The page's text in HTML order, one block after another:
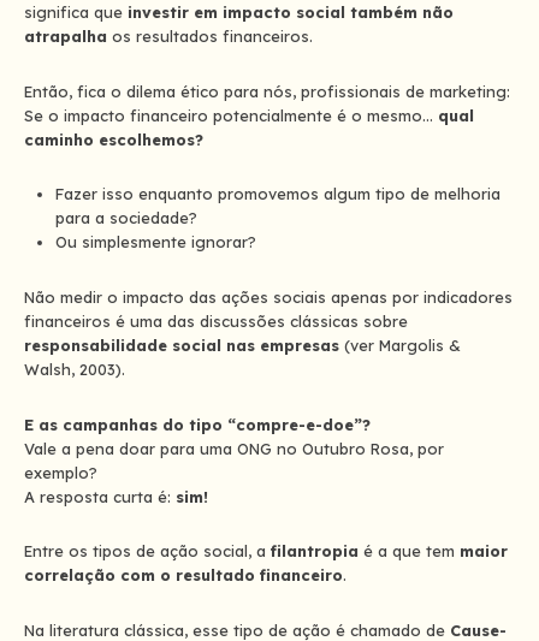
significa que investir em impacto social também não
atrapalha os resultados financeiros.
Então, fica o dilema ético para nós, profissionais de marketing:
Se o impacto financeiro potencialmente é o mesmo… qual
caminho escolhemos?
Fazer isso enquanto promovemos algum tipo de melhoria
para a sociedade?
Ou simplesmente ignorar?
Não medir o impacto das ações sociais apenas por indicadores
financeiros é uma das discussões clássicas sobre
responsabilidade social nas empresas (ver Margolis &
Walsh, 2003).
E as campanhas do tipo “compre-e-doe”?
Vale a pena doar para uma ONG no Outubro Rosa, por
exemplo?
A resposta curta é: sim!
Entre os tipos de ação social, a filantropia é a que tem maior
correlação com o resultado financeiro.
Na literatura clássica, esse tipo de ação é chamado de Cause-